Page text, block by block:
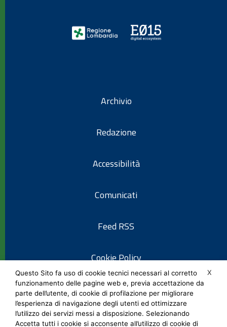
Archivio
Redazione
Accessibilità
Comunicati
Feed RSS
Cookie Policy
Informativa privacy
Note legali
X
Questo Sito fa uso di cookie tecnici necessari al corretto
funzionamento delle pagine web e, previa accettazione da
parte dell’utente, di cookie di profilazione per migliorare
l’esperienza di navigazione degli utenti ed ottimizzare
l’utilizzo dei servizi messi a disposizione. Selezionando
Accetta tutti i cookie si acconsente all’utilizzo di cookie di